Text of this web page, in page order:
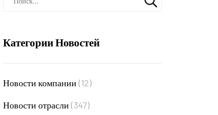
Категории Новостей
Новости компании (12)
Новости отрасли (347)